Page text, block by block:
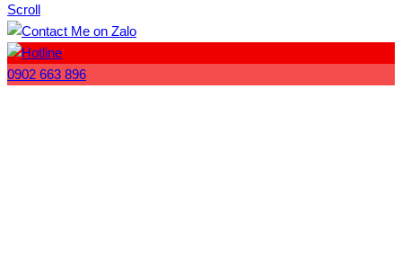
Scroll
0902 663 896